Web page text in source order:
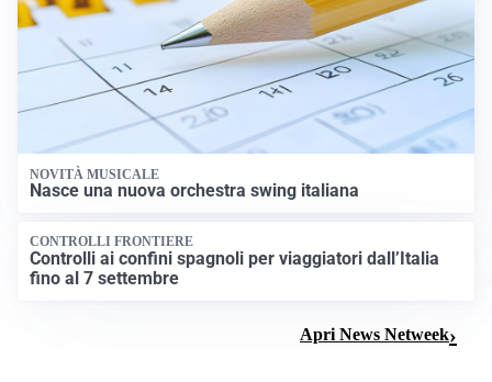
NOVITÀ MUSICALE
Nasce una nuova orchestra swing italiana
CONTROLLI FRONTIERE
Controlli ai confini spagnoli per viaggiatori dall’Italia
fino al 7 settembre
Apri News Netweek